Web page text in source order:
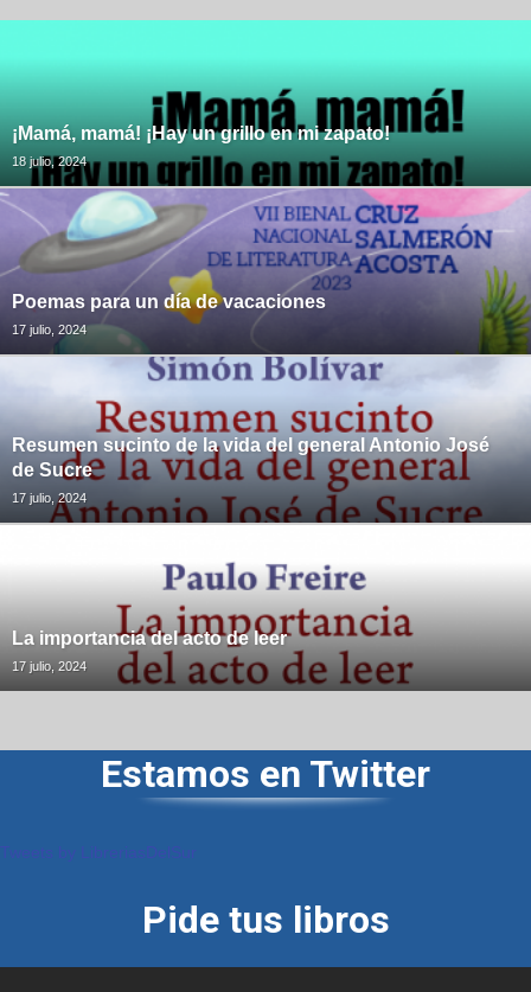
¡Mamá, mamá! ¡Hay un grillo en mi zapato!
18 julio, 2024
Poemas para un día de vacaciones
17 julio, 2024
Resumen sucinto de la vida del general Antonio José
de Sucre
17 julio, 2024
La importancia del acto de leer
17 julio, 2024
Estamos en Twitter
Pide tus libros